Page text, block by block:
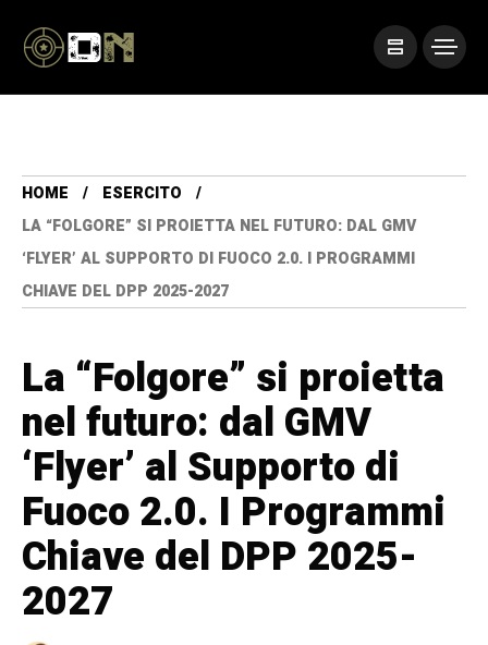
HOME
ESERCITO
LA “FOLGORE” SI PROIETTA NEL FUTURO: DAL GMV
‘FLYER’ AL SUPPORTO DI FUOCO 2.0. I PROGRAMMI
CHIAVE DEL DPP 2025-2027
La “Folgore” si proietta
nel futuro: dal GMV
‘Flyer’ al Supporto di
Fuoco 2.0. I Programmi
Chiave del DPP 2025-
2027